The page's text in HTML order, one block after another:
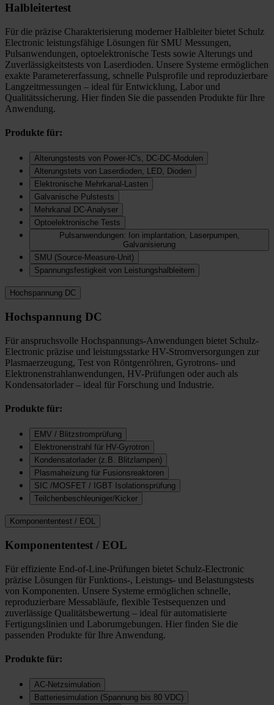
Halbleitertest
Für die präzise Charakterisierung moderner Halbleiter bietet Schulz
Electronic leistungsfähige Lösungen für SMU Messungen,
Pulsanwendungen, optoelektronische Tests sowie Alterungs und
Zuverlässigkeitstests von Laserdioden. Unsere Systeme ermöglichen
exakte Parametererfassung, schnelle Pulsprofile und reproduzierbare
Langzeitmessungen – ideal für Entwicklung, Labor und
Qualitätssicherung. Hier finden Sie die passenden Produkte für Ihre
Anwendung.
Produkte für:
Alterungstests von Power-IC's, DC-DC-Modulen
Alterungstets von Laserdioden, LED, Dioden
Elektronische Mehrkanal-Lasten
Galvanische Pulstests
Mehrkanal DC-Analyser
Optoelektronische Tests
Pulsanwendungen: Ion implantation, Laserpumpen,
Galvanisierung
SMU (Source-Measure-Unit)
Spannungsfestigkeit von Leistungshalbleitern
Hochspannung DC
Hochspannung DC
Für anspruchsvolle Hochspannungs-Anwendungen bietet Schulz-
Electronic präzise und leistungsstarke HV-Stromversorgungen zur
Plasmaerzeugung, Test von Röntgenröhren, Gyrotrons- und
Elektronenstrahlanwendungen, HV-Prüfungen oder auch als
Kondensatorlader – ideal für Forschung und Industrie.
Produkte für:
EMV / Blitzstromprüfung
Elektronenstrahl für HV-Gyrotron
Kondensatorlader (z.B. Blitzlampen)
Plasmaheizung für Fusionsreaktoren
SIC /MOSFET / IGBT Isolationsprüfung
Teilchenbeschleuniger/Kicker
Komponententest / EOL
Komponententest / EOL
Für effiziente End-of-Line-Prüfungen bietet Schulz-Electronic
präzise Lösungen für Funktions-, Leistungs- und Belastungstests
von Komponenten. Unsere Systeme ermöglichen schnelle,
reproduzierbare Messabläufe, flexible Testsequenzen und
zuverlässige Qualitätsbewertung – ideal für automatisierte
Fertigungslinien und Laborumgebungen. Hier finden Sie die
passenden Produkte für Ihre Anwendung.
Produkte für:
AC-Netzsimulation
Batteriesimulation (Spannung bis 80 VDC)